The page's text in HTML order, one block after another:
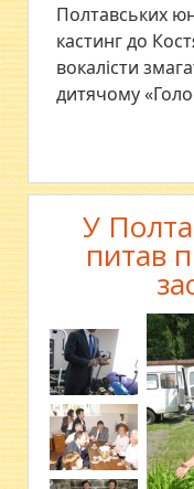
Полтавських
кастинг до
вокалісти
дитячому
У
питав